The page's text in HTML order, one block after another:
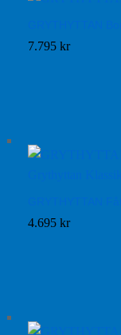
7.795 kr
4.695 kr